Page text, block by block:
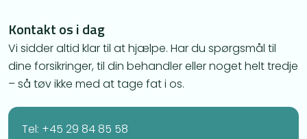
Kontakt os i dag
Vi sidder altid klar til at hjælpe. Har du spørgsmål til
dine forsikringer, til din behandler eller noget helt tredje
– så tøv ikke med at tage fat i os.
Tel: +45 29 84 85 58